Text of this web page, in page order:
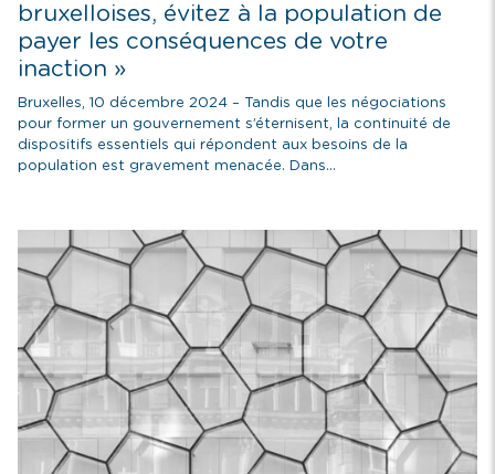
bruxelloises, évitez à la population de
payer les conséquences de votre
inaction »
Bruxelles, 10 décembre 2024 – Tandis que les négociations
pour former un gouvernement s’éternisent, la continuité de
dispositifs essentiels qui répondent aux besoins de la
population est gravement menacée. Dans...